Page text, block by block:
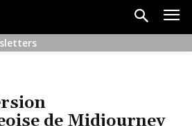
de Midjourney